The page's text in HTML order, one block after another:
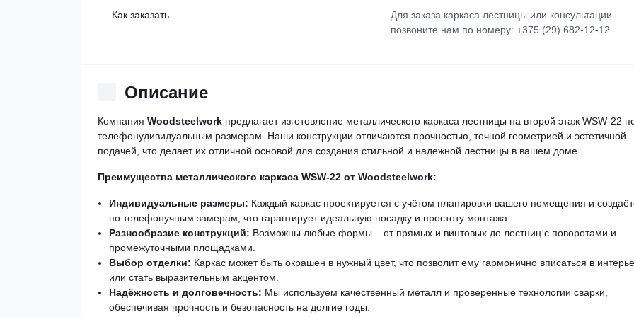
Как заказать
Для заказа каркаса лестницы или консультации
позвоните нам по номеру: +375 (29) 682-12-12
Описание
Компания Woodsteelwork предлагает изготовление металлического каркаса лестницы на второй этаж WSW-22
телефонудивидуальным размерам. Наши конструкции отличаются прочностью, точной геометрией и эстетичной
подачей, что делает их отличной основой для создания стильной и надежной лестницы в вашем доме.
Преимущества металлического каркаса WSW-22 от Woodsteelwork:
Индивидуальные размеры: Каждый каркас проектируется с учётом планировки вашего помещения и
по телефонучным замерам, что гарантирует идеальную посадку и простоту монтажа.
Разнообразие конструкций: Возможны любые формы – от прямых и винтовых до лестниц с поворотами и
промежуточными площадками.
Выбор отделки: Каркас может быть окрашен в нужный цвет, что позволит ему гармонично вписаться в
или стать выразительным акцентом.
Надёжность и долговечность: Мы используем качественный металл и проверенные технологии сварки,
обеспечивая прочность и безопасность на долгие годы.